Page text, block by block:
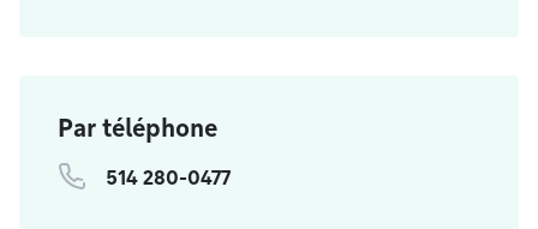
Par téléphone
514 280-0477